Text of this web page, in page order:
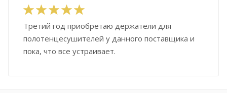
Третий год приобретаю держатели для
полотенцесушителей у данного поставщика и
пока, что все устраивает.